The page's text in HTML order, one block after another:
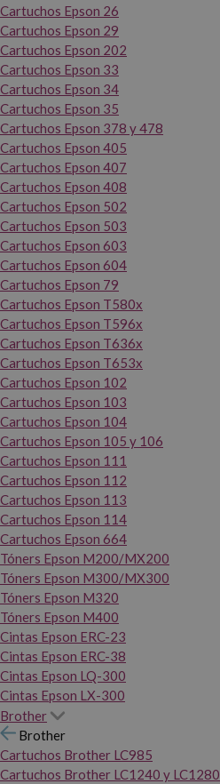
Cartuchos Epson 26
Cartuchos Epson 29
Cartuchos Epson 202
Cartuchos Epson 33
Cartuchos Epson 34
Cartuchos Epson 35
Cartuchos Epson 378 y 478
Cartuchos Epson 405
Cartuchos Epson 407
Cartuchos Epson 408
Cartuchos Epson 502
Cartuchos Epson 503
Cartuchos Epson 603
Cartuchos Epson 604
Cartuchos Epson 79
Cartuchos Epson T580x
Cartuchos Epson T596x
Cartuchos Epson T636x
Cartuchos Epson T653x
Cartuchos Epson 102
Cartuchos Epson 103
Cartuchos Epson 104
Cartuchos Epson 105 y 106
Cartuchos Epson 111
Cartuchos Epson 112
Cartuchos Epson 113
Cartuchos Epson 114
Cartuchos Epson 664
Tóners Epson M200/MX200
Tóners Epson M300/MX300
Tóners Epson M320
Tóners Epson M400
Cintas Epson ERC-23
Cintas Epson ERC-38
Cintas Epson LQ-300
Cintas Epson LX-300
Brother
Brother
Cartuchos Brother LC985
Cartuchos Brother LC1240 y LC1280